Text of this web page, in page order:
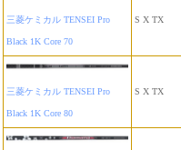
三菱ケミカル TENSEI Pro
Black 1K Core 70
S X TX
三菱ケミカル TENSEI Pro
Black 1K Core 80
S X TX